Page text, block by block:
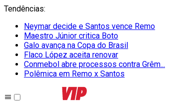
Tendências:
Neymar decide e Santos vence Remo
Maestro Júnior critica Boto
Galo avança na Copa do Brasil
Flaco López aceita renovar
Conmebol abre processos contra Grêm...
Polêmica em Remo x Santos